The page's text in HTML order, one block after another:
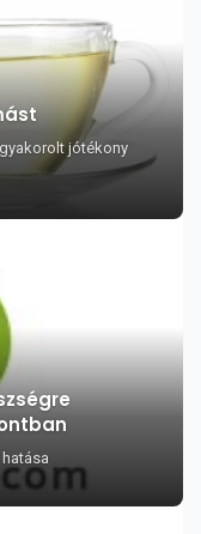
jótékony